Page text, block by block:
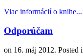
Viac informácií o knihe...
Odporúčam
on 16. máj 2012. Posted